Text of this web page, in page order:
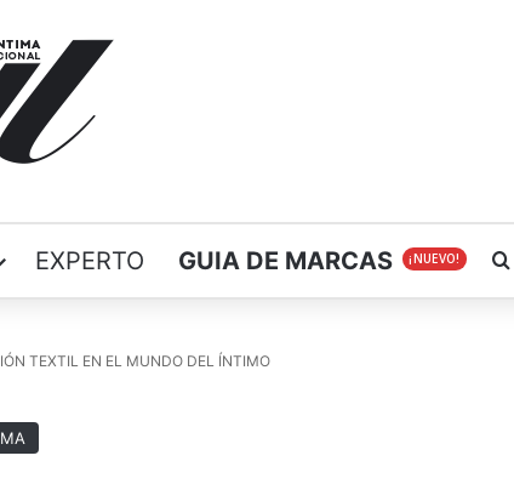
EXPERTO GUIA DE MARCAS ¡NUEVO!
TEXTIL EN EL MUNDO DEL ÍNTIMO